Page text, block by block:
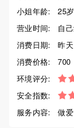
小姐年龄:
25
营业时间:
自
消费日期:
昨天
消费价格:
700
环境评分:
安全指数:
服务内容:
做